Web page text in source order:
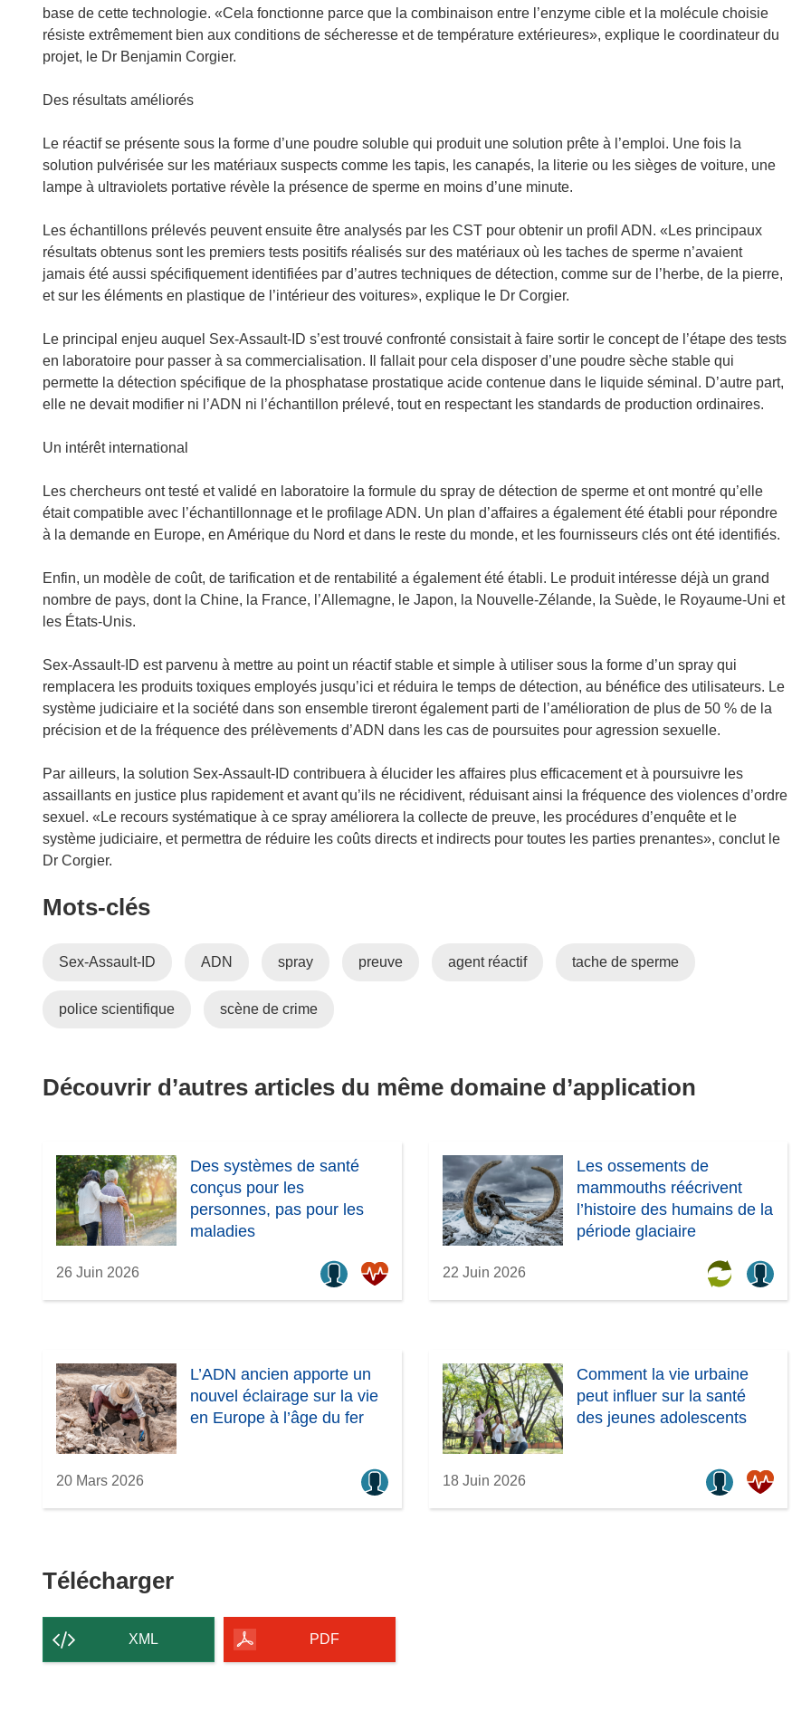
r
e
d
u
n
e
o
u
v
e
l
e
f
e
r
e
)
base de cette technologie. «Cela fonctionne parce que la combinaison entre l’enzyme cible et la molécule choisie
résiste extrêmement bien aux conditions de sécheresse et de température extérieures», explique le coordinateur du
projet, le Dr Benjamin Corgier.
Des résultats améliorés
Le réactif se présente sous la forme d’une poudre soluble qui produit une solution prête à l’emploi. Une fois la
solution pulvérisée sur les matériaux suspects comme les tapis, les canapés, la literie ou les sièges de voiture, une
lampe à ultraviolets portative révèle la présence de sperme en moins d’une minute.
Les échantillons prélevés peuvent ensuite être analysés par les CST pour obtenir un profil ADN. «Les principaux
résultats obtenus sont les premiers tests positifs réalisés sur des matériaux où les taches de sperme n’avaient
jamais été aussi spécifiquement identifiées par d’autres techniques de détection, comme sur de l’herbe, de la pierre,
et sur les éléments en plastique de l’intérieur des voitures», explique le Dr Corgier.
Le principal enjeu auquel Sex-Assault-ID s’est trouvé confronté consistait à faire sortir le concept de l’étape des tests
en laboratoire pour passer à sa commercialisation. Il fallait pour cela disposer d’une poudre sèche stable qui
permette la détection spécifique de la phosphatase prostatique acide contenue dans le liquide séminal. D’autre part,
elle ne devait modifier ni l’ADN ni l’échantillon prélevé, tout en respectant les standards de production ordinaires.
Un intérêt international
Les chercheurs ont testé et validé en laboratoire la formule du spray de détection de sperme et ont montré qu’elle
était compatible avec l’échantillonnage et le profilage ADN. Un plan d’affaires a également été établi pour répondre
à la demande en Europe, en Amérique du Nord et dans le reste du monde, et les fournisseurs clés ont été identifiés.
Enfin, un modèle de coût, de tarification et de rentabilité a également été établi. Le produit intéresse déjà un grand
nombre de pays, dont la Chine, la France, l’Allemagne, le Japon, la Nouvelle-Zélande, la Suède, le Royaume-Uni et
les États-Unis.
Sex-Assault-ID est parvenu à mettre au point un réactif stable et simple à utiliser sous la forme d’un spray qui
remplacera les produits toxiques employés jusqu’ici et réduira le temps de détection, au bénéfice des utilisateurs. Le
système judiciaire et la société dans son ensemble tireront également parti de l’amélioration de plus de 50 % de la
précision et de la fréquence des prélèvements d’ADN dans les cas de poursuites pour agression sexuelle.
Par ailleurs, la solution Sex-Assault-ID contribuera à élucider les affaires plus efficacement et à poursuivre les
assaillants en justice plus rapidement et avant qu’ils ne récidivent, réduisant ainsi la fréquence des violences d’ordre
sexuel. «Le recours systématique à ce spray améliorera la collecte de preuve, les procédures d’enquête et le
système judiciaire, et permettra de réduire les coûts directs et indirects pour toutes les parties prenantes», conclut le
Dr Corgier.
Mots‑clés
Sex-Assault-ID ADN spray preuve agent réactif tache de sperme
police scientifique scène de crime
Découvrir d’autres articles du même domaine d’application
Des systèmes de santé
conçus pour les
personnes, pas pour les
maladies
26 Juin 2026
Les ossements de
mammouths réécrivent
l’histoire des humains de la
période glaciaire
22 Juin 2026
L’ADN ancien apporte un
nouvel éclairage sur la vie
en Europe à l’âge du fer
20 Mars 2026
Comment la vie urbaine
peut influer sur la santé
des jeunes adolescents
18 Juin 2026
TéléchargerTélécharger
contenu
de
XML PDF